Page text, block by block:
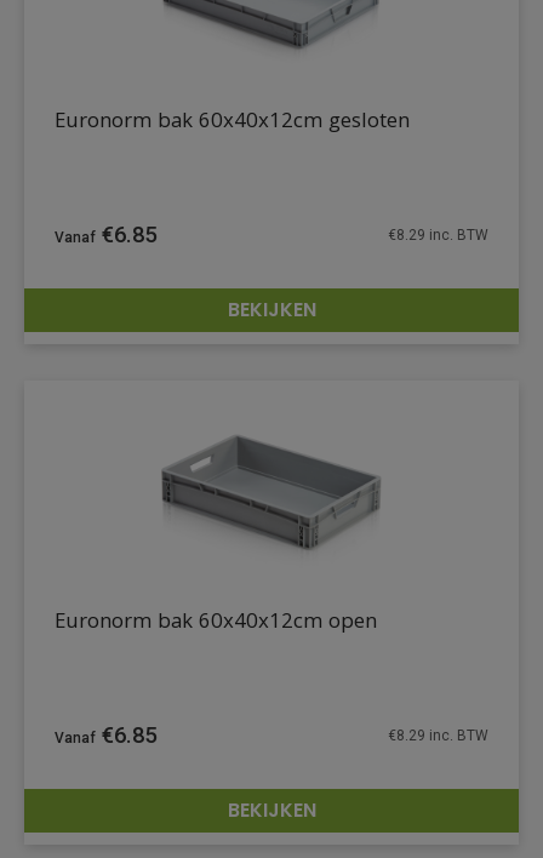
DETAILS
Euronorm bak 60x40x12cm gesloten
€6.85 €8.29 inc. BTW
BEKIJKEN
DETAILS
Euronorm bak 60x40x12cm open
€6.85 €8.29 inc. BTW
BEKIJKEN